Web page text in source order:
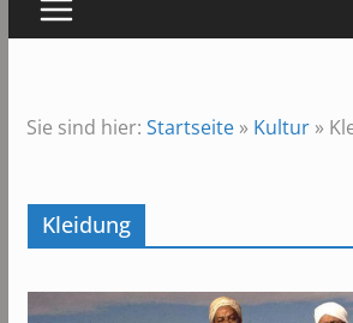
Sie sind hier: Startseite» Kultur»
Kleidung